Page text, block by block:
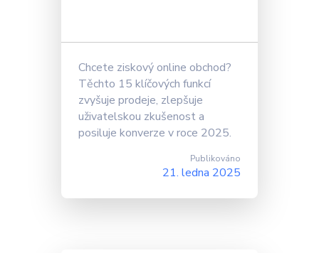
Chcete ziskový online obchod?
Těchto 15 klíčových funkcí
zvyšuje prodeje, zlepšuje
uživatelskou zkušenost a
posiluje konverze v roce 2025.
Publikováno
21. ledna 2025